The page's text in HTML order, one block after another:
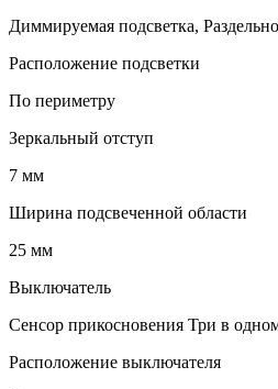
Диммируемая подсветка,
Расположение подсветки
По периметру
Зеркальный отступ
7 мм
Ширина подсвеченной области
25 мм
Выключатель
Сенсор прикосновения Три в
Расположение выключателя